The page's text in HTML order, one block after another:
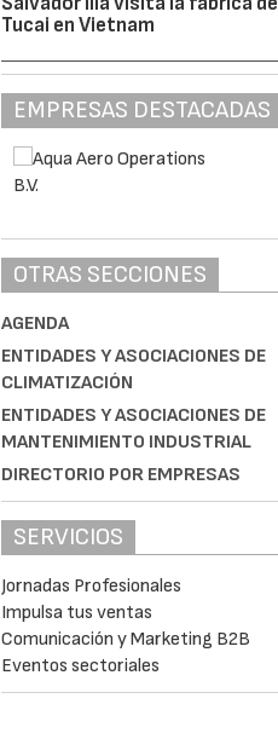
Tucai en Vietnam
EMPRESAS DESTACADAS
OTRAS SECCIONES
AGENDA
ENTIDADES Y ASOCIACIONES DE
CLIMATIZACIÓN
ENTIDADES Y ASOCIACIONES DE
MANTENIMIENTO INDUSTRIAL
DIRECTORIO POR EMPRESAS
SERVICIOS
Jornadas Profesionales
Impulsa tus ventas
Comunicación y Marketing B2B
Eventos sectoriales